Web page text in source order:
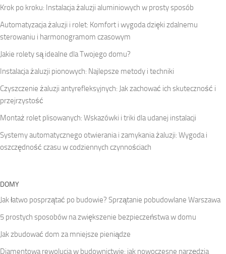
Krok po kroku: Instalacja żaluzji aluminiowych w prosty sposób
Automatyzacja żaluzji i rolet: Komfort i wygoda dzięki zdalnemu
sterowaniu i harmonogramom czasowym
Jakie rolety są idealne dla Twojego domu?
Instalacja żaluzji pionowych: Najlepsze metody i techniki
Czyszczenie żaluzji antyrefleksyjnych: Jak zachować ich skuteczność i
przejrzystość
Montaż rolet plisowanych: Wskazówki i triki dla udanej instalacji
Systemy automatycznego otwierania i zamykania żaluzji: Wygoda i
oszczędność czasu w codziennych czynnościach
DOMY
Jak łatwo posprzątać po budowie? Sprzątanie pobudowlane Warszawa
5 prostych sposobów na zwiększenie bezpieczeństwa w domu
Jak zbudować dom za mniejsze pieniądze
Diamentowa rewolucja w budownictwie: jak nowoczesne narzędzia